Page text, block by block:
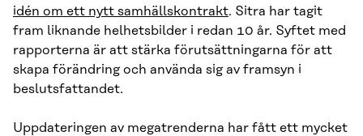
idén om ett nytt samhällskontrakt. Sitra har tagit
fram liknande helhetsbilder i redan 10 år. Syftet med
rapporterna är att stärka förutsättningarna för att
skapa förändring och använda sig av framsyn i
beslutsfattandet.
Uppdateringen av megatrenderna har fått ett mycket